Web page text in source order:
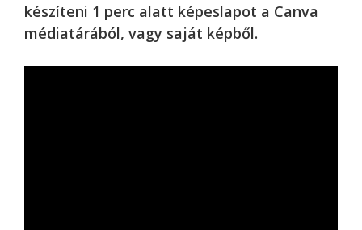
készíteni 1 perc alatt képeslapot a Canva
médiatárából, vagy saját képből.